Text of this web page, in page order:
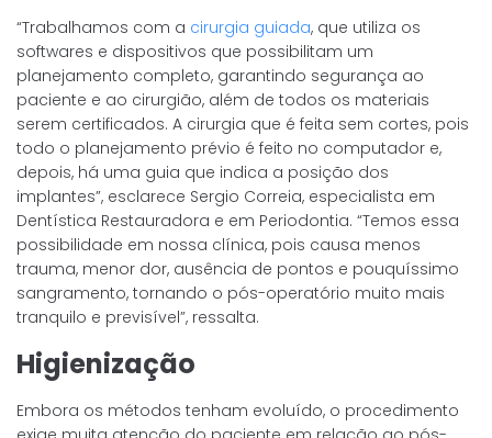
“Trabalhamos com a cirurgia guiada, que utiliza os
softwares e dispositivos que possibilitam um
planejamento completo, garantindo segurança ao
paciente e ao cirurgião, além de todos os materiais
serem certificados. A cirurgia que é feita sem cortes, pois
todo o planejamento prévio é feito no computador e,
depois, há uma guia que indica a posição dos
implantes”, esclarece Sergio Correia, especialista em
Dentística Restauradora e em Periodontia. “Temos essa
possibilidade em nossa clínica, pois causa menos
trauma, menor dor, ausência de pontos e pouquíssimo
sangramento, tornando o pós-operatório muito mais
tranquilo e previsível”, ressalta.
Higienização
Embora os métodos tenham evoluído, o procedimento